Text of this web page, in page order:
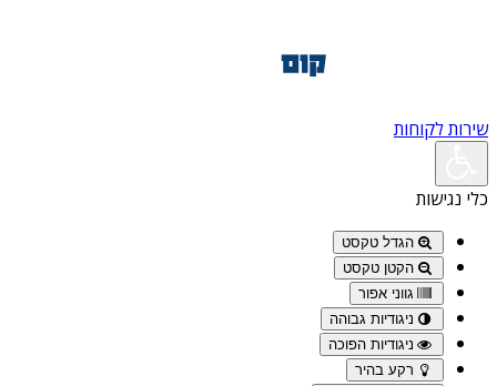
שירות לקוחות
כלי נגישות
הגדל טקסט
הקטן טקסט
גווני אפור
ניגודיות גבוהה
ניגודיות הפוכה
רקע בהיר